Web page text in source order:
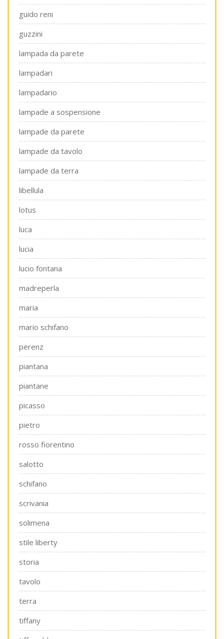
guido reni
guzzini
lampada da parete
lampadari
lampadario
lampade a sospensione
lampade da parete
lampade da tavolo
lampade da terra
libellula
lotus
luca
lucia
lucio fontana
madreperla
maria
mario schifano
perenz
piantana
piantane
picasso
pietro
rosso fiorentino
salotto
schifano
scrivania
solimena
stile liberty
storia
tavolo
terra
tiffany